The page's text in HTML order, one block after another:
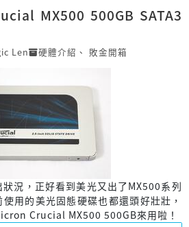
MX500 500GB SATA3
Len 硬體介紹 、 敗金開箱
況，正好看到美光又出了MX500系列
用的美光固態硬碟也都還頭好壯壯，
Crucial MX500 500GB來用啦！